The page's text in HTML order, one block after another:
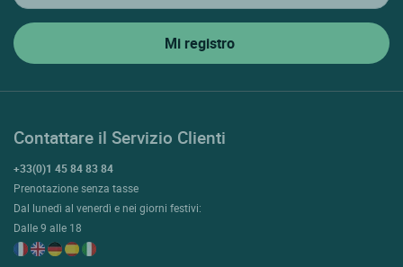
Contattare il Servizio Clienti
+33(0)1 45 84 83 84
Prenotazione senza tasse
Dal lunedì al venerdì e nei giorni festivi:
Dalle 9 alle 18